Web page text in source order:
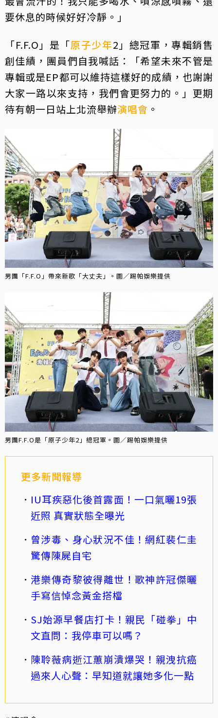
要休息的時候好好冷靜。」
「F.F.O」是「原子少年2」總冠軍，專輯銷售
創佳績，團員們自我喊話：「希望未來不管是
專輯或是EP都可以維持這樣好的成績，也謝謝
大家一路以來支持，我們會更努力的。」更期
待有朝一日站上北流舉辦演唱會 。
男團「F.F.O」帶來新歌「大丈夫」。圖／踢帕娛樂提供
男團F.F.O是「原子少年2」總冠軍。圖／踢帕娛樂提供
更多新聞報導
IU耳疾惡化後首露面！一口氣曬19張
近照 真實狀態全曝光
曾涉毒、身心狀況不佳！網紅裴仁圭
驚傳陳屍自宅
港樂傳奇黎彼得離世！歌神許冠傑曬
手寫信悼念黃金搭檔
SJ始源早餐店打卡！親民「碰拳」中
文直問：我停車可以嗎？
陳聆薇病逝江蕙崩潰爆哭！親洩抗癌
過來人心聲：早知道就讓她多化一點